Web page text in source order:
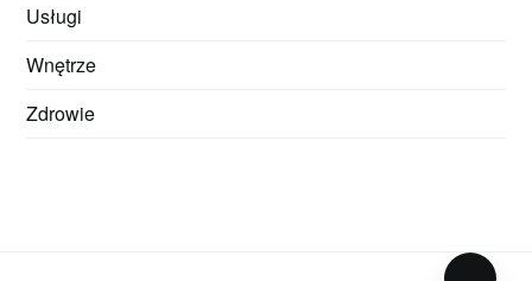
Usługi
Wnętrze
Zdrowie